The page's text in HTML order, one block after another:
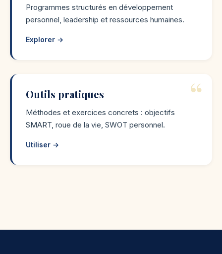
Programmes structurés en développement
personnel, leadership et ressources humaines.
Explorer →
Outils pratiques
Méthodes et exercices concrets : objectifs
SMART, roue de la vie, SWOT personnel.
Utiliser →